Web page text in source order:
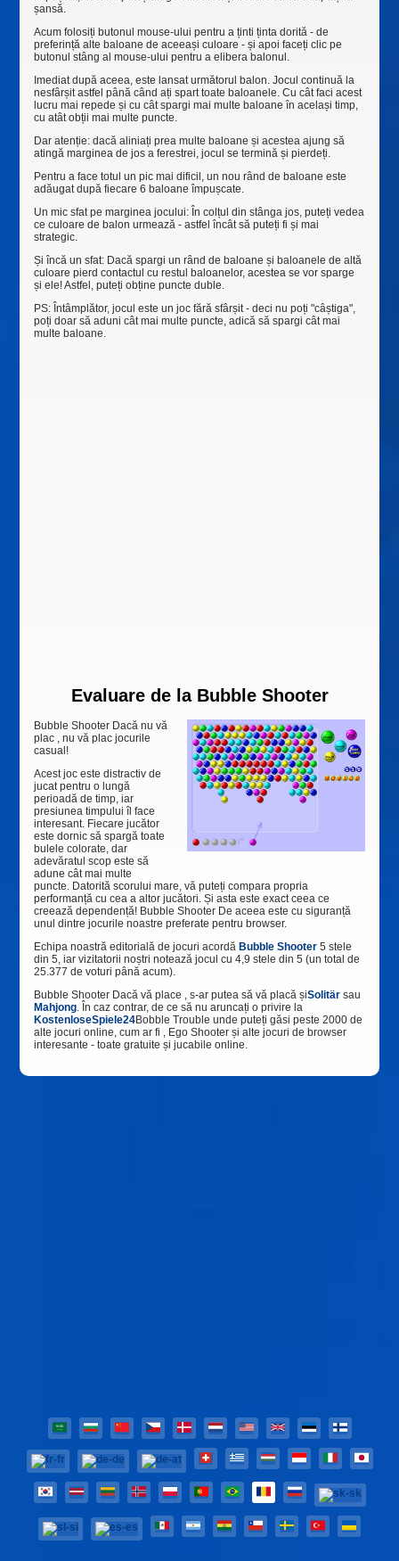
șansă.
Acum folosiți butonul mouse-ului pentru a ținti ținta dorită - de
preferință alte baloane de aceeași culoare - și apoi faceți clic pe
butonul stâng al mouse-ului pentru a elibera balonul.
Imediat după aceea, este lansat următorul balon. Jocul continuă la
nesfârșit astfel până când ați spart toate baloanele. Cu cât faci acest
lucru mai repede și cu cât spargi mai multe baloane în același timp,
cu atât obții mai multe puncte.
Dar atenție: dacă aliniați prea multe baloane și acestea ajung să
atingă marginea de jos a ferestrei, jocul se termină și pierdeți.
Pentru a face totul un pic mai dificil, un nou rând de baloane este
adăugat după fiecare 6 baloane împușcate.
Un mic sfat pe marginea jocului: În colțul din stânga jos, puteți vedea
ce culoare de balon urmează - astfel încât să puteți fi și mai
strategic.
Și încă un sfat: Dacă spargi un rând de baloane și baloanele de altă
culoare pierd contactul cu restul baloanelor, acestea se vor sparge
și ele! Astfel, puteți obține puncte duble.
PS: Întâmplător, jocul este un joc fără sfârșit - deci nu poți "câștiga",
poți doar să aduni cât mai multe puncte, adică să spargi cât mai
multe baloane.
Evaluare de la Bubble Shooter
Bubble Shooter Dacă nu vă
plac , nu vă plac jocurile
casual!
Acest joc este distractiv de
jucat pentru o lungă
perioadă de timp, iar
presiunea timpului îl face
interesant. Fiecare jucător
este dornic să spargă toate
bulele colorate, dar
adevăratul scop este să
adune cât mai multe
puncte. Datorită scorului mare, vă puteți compara propria
performanță cu cea a altor jucători. Și asta este exact ceea ce
creează dependență! Bubble Shooter De aceea este cu siguranță
unul dintre jocurile noastre preferate pentru browser.
Echipa noastră editorială dejocuri acordăBubble Shooter 5 stele
din 5, iar vizitatorii noștri notează jocul cu4,9 stele din 5 (un total de
25.377 de voturi până acum).
Bubble Shooter Dacă vă place , s-ar putea să vă placă șiSolitär sau
Mahjong . În caz contrar, de ce să nu aruncați o privire la
KostenloseSpiele24Bobble Trouble unde puteți găsi peste 2000 de
alte jocuri online, cum ar fi , Ego Shooter și alte jocuri de browser
interesante - toate gratuite și jucabile online.